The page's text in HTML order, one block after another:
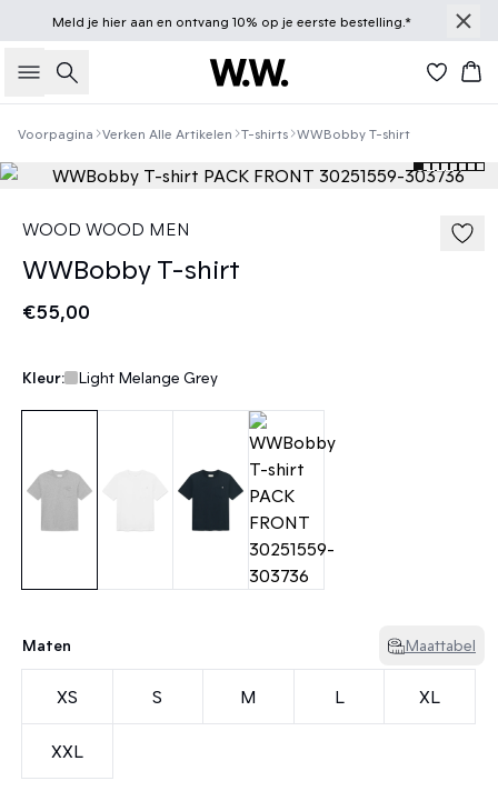
Meld je hieraan en ontvang 10% op je eerste bestelling.*
Zoeken
Voorpagina Verken Alle Artikelen T-shirts WWBobby T-shirt
WOOD WOOD MEN
WWBobby T-shirt
€55,00
Kleur: Light Melange Grey
Maten Maattabel
XS S M L XL
XXL